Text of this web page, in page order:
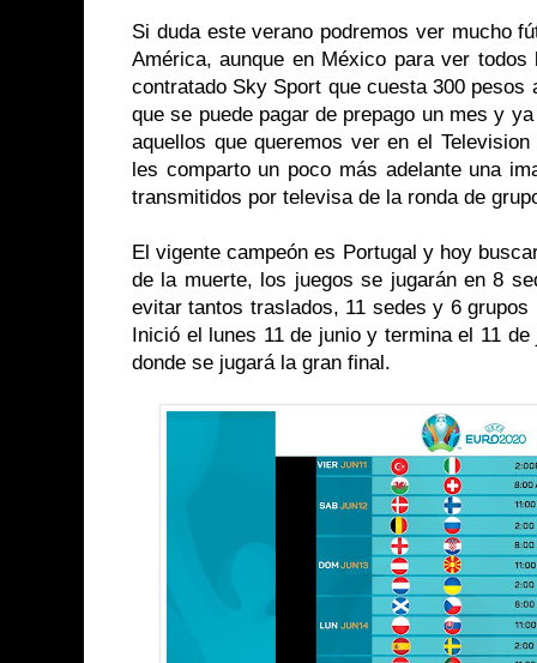
Si duda este verano podremos ver mucho
América, aunque en México para ver
contratado Sky Sport que cuesta 300
que se puede pagar de prepago un mes y
aquellos que queremos ver en el
les comparto un poco más adelante una
transmitidos por televisa de la ronda de
El vigente campeón es Portugal y hoy
de la muerte, los juegos se jugarán en 8
evitar tantos traslados, 11 sedes y 6
Inició el lunes 11 de junio y termina el 11
donde se jugará la gran final.